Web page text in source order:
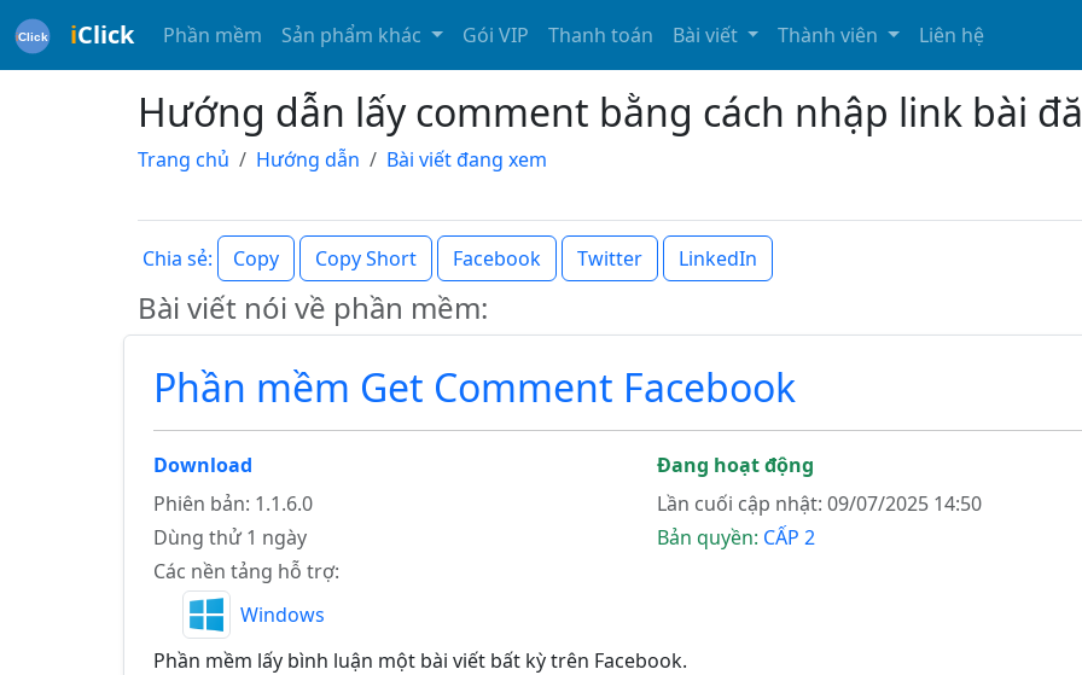
iClick Phần mềm Sản phẩm khác Gói VIP Thanh toán Bài viết Thành viên Liên hệ
Hướng dẫn lấy comment bằng cách nhập link bài
Trang chủ Hướng dẫn Bài viết đang xem
Chia sẻ: Copy Copy Short Facebook Twitter LinkedIn
Bài viết nói về phần mềm:
Phần mềm Get Comment Facebook
Download
Đang hoạt động
Phiên bản: 1.1.6.0
Lần cuối cập nhật: 09/07/2025 14:50
Dùng thử 1 ngày
Bản quyền: CẤP 2
Các nền tảng hỗ trợ:
Windows
Phần mềm lấy bình luận một bài viết bất kỳ trên Facebook.